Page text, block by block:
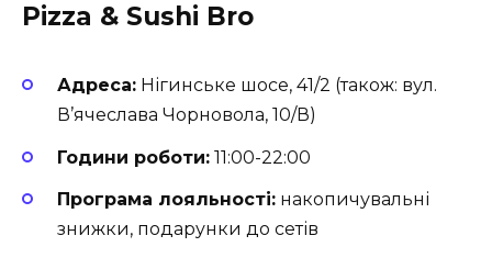
Pizza & Sushi Bro
Адреса: Нігинське шосе, 41/2 (також: вул.
В’ячеслава Чорновола, 10/В)
Години роботи: 11:00-22:00
Програма лояльності: накопичувальні
знижки, подарунки до сетів